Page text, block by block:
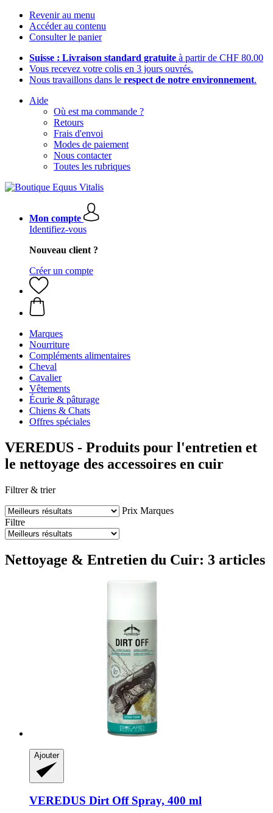
Revenir au menu
Accéder au contenu
Consulter le panier
Suisse : Livraison standard gratuite à partir de CHF 80.00
Vous recevez votre colis en 3 jours ouvrés.
Nous travaillons dans le respect de notre environnement.
Aide
Où est ma commande ?
Retours
Frais d'envoi
Modes de paiement
Nous contacter
Toutes les rubriques
Mon compte
Identifiez-vous
Nouveau client ?
Créer un compte
Marques
Nourriture
Compléments alimentaires
Cheval
Cavalier
Vêtements
Écurie & pâturage
Chiens & Chats
Offres spéciales
VEREDUS - Produits pour l'entretien et
le nettoyage des accessoires en cuir
Filtrer & trier
Prix Marques
Filtre
Nettoyage & Entretien du Cuir: 3 articles
Ajouter
VEREDUS Dirt Off Spray, 400 ml